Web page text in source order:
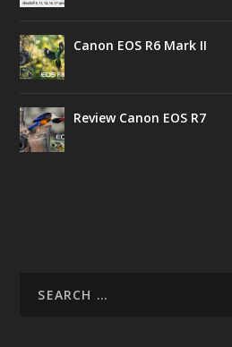
Canon EOS R6 Mark II
Review Canon EOS R7